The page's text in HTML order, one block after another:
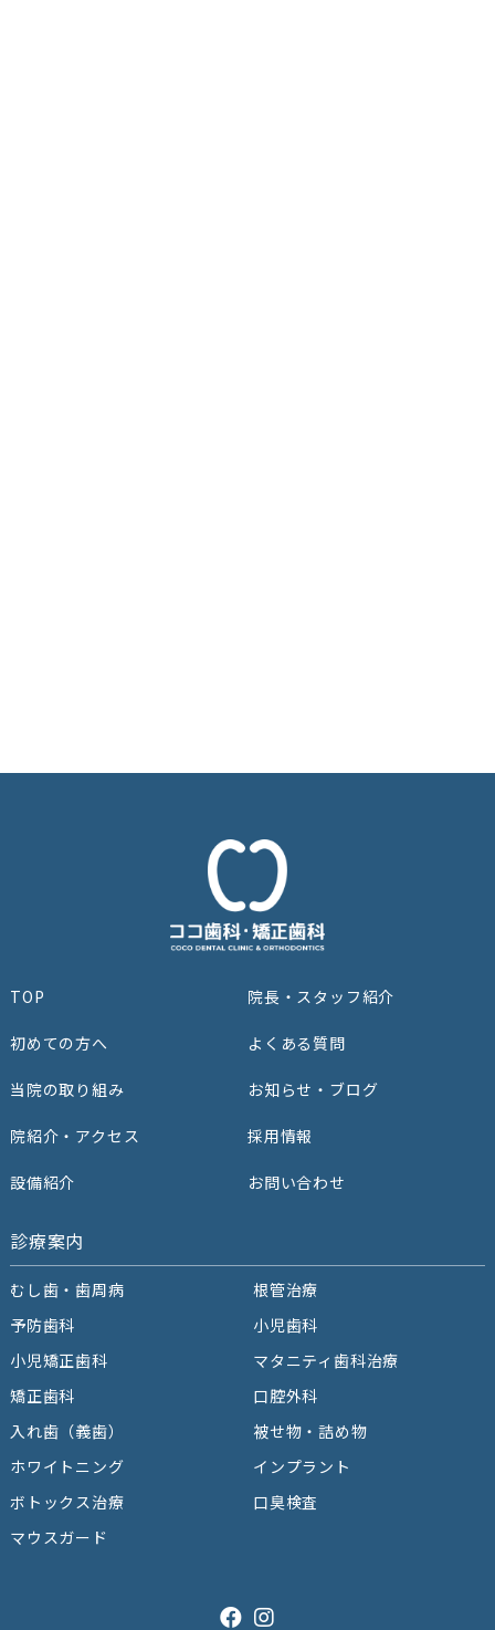
TOP
初めての⽅へ
当院の取り組み
院紹介‧アクセス
設備紹介
院⻑‧スタッフ紹介
よくある質問
お知らせ・ブログ
採用情報
お問い合わせ
診療案内
むし歯・歯周病
根管治療
予防⻭科
⼩児⻭科
小児矯正歯科
マタニティ歯科治療
矯正⻭科
⼝腔外科
⼊れ⻭（義⻭）
被せ物・詰め物
ホワイトニング
インプラント
ボトックス治療
口臭検査
マウスガード